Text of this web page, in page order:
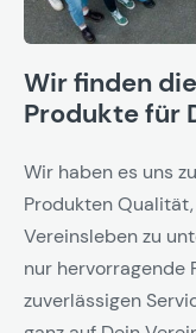
Wir finden
Produkte für
Wir haben es uns
Produkten
Vereinsleben zu
nur hervorragende
zuverlässigen